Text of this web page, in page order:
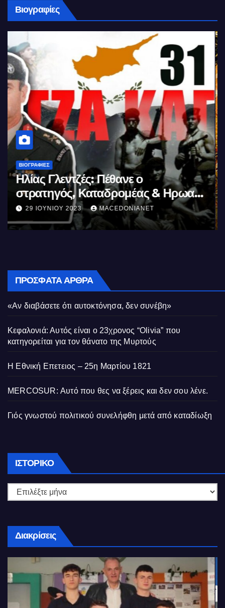
Βιογραφίες
ΒΙΟΓΡΑΦΊΕΣ
Μέγας Αλέξανδρος: Ο μέγιστος των
Ελλήνων
11 ΙΟΥΝΊΟΥ 2023 MACEDONIANET
ΠΡΌΣΦΑΤΑ ΆΡΘΡΑ
«Αν διαβάσετε ότι αυτοκτόνησα, δεν συνέβη»
Κεφαλονιά: Αυτός είναι ο 23χρονος “Olivia” που
κατηγορείται για τον θάνατο της Μυρτούς
Η Εθνική Επετειος – 25η Μαρτίου 1821
MERCOSUR: Αυτό που θες να ξέρεις και δεν σου λένε.
Γιός γνωστού πολιτικού συνελήφθη μετά από καταδίωξη
ΙΣΤΟΡΙΚΌ Ιστορικό
Διακρίσεις